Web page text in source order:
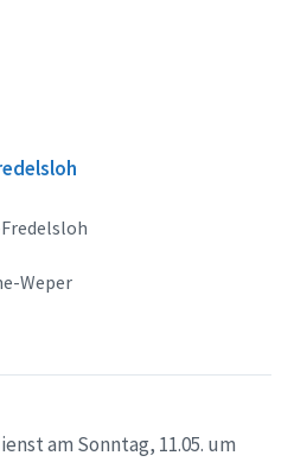
Weper
am Sonntag, 11.05. um